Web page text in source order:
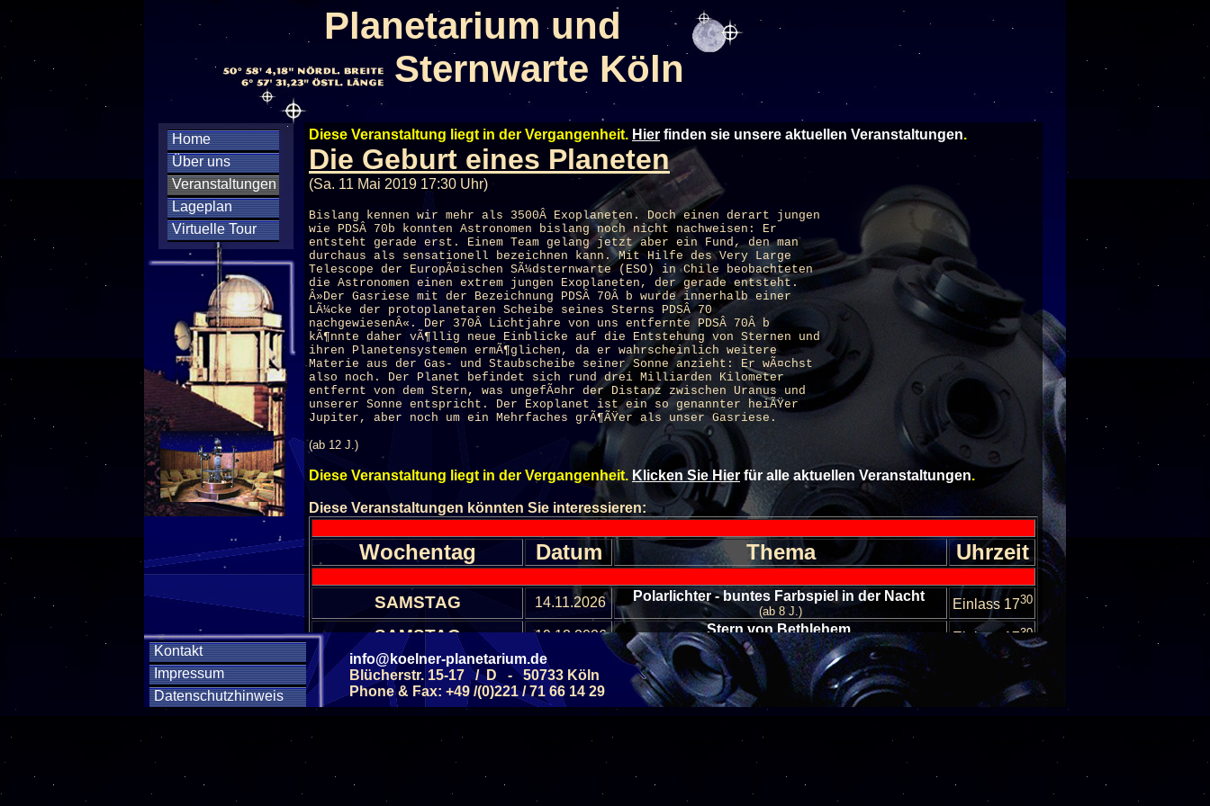
Planetarium und
Sternwarte Köln
Home
Über uns
Veranstaltungen
Lageplan
Virtuelle Tour
Kontakt
Impressum
Datenschutzhinweis
Diese Veranstaltung liegt in der Vergangenheit. Hier finden sie unsere aktuellen Veranstaltungen.
Die Geburt eines Planeten
(Sa. 11 Mai 2019 17:30 Uhr)
Bislang kennen wir mehr als 3500Â Exoplaneten. Doch einen derart jungen
wie PDSÂ 70b konnten Astronomen bislang noch nicht nachweisen: Er
entsteht gerade erst. Einem Team gelang jetzt aber ein Fund, den man
durchaus als sensationell bezeichnen kann. Mit Hilfe des Very Large
Telescope der EuropÃ¤ischen SÃ¼dsternwarte (ESO) in Chile beobachteten
die Astronomen einen extrem jungen Exoplaneten, der gerade entsteht.
Â»Der Gasriese mit der Bezeichnung PDSÂ 70Â b wurde innerhalb einer
LÃ¼cke der protoplanetaren Scheibe seines Sterns PDSÂ 70
nachgewiesenÂ«. Der 370Â Lichtjahre von uns entfernte PDSÂ 70Â b
kÃ¶nnte daher vÃ¶llig neue Einblicke auf die Entstehung von Sternen und
ihren Planetensystemen ermÃ¶glichen, da er wahrscheinlich weitere
Materie aus der Gas- und Staubscheibe seiner Sonne anzieht: Er wÃ¤chst
also noch. Der Planet befindet sich rund drei Milliarden Kilometer
entfernt von dem Stern, was ungefÃ¤hr der Distanz zwischen Uranus und
unserer Sonne entspricht. Der Exoplanet ist ein so genannter heiÃŸer
Jupiter, aber noch um ein Mehrfaches grÃ¶ÃŸer als unser Gasriese.
(ab 12 J.)
Diese Veranstaltung liegt in der Vergangenheit. Klicken Sie Hier für alle aktuellen Veranstaltungen.
Diese Veranstaltungen könnten Sie interessieren:
Wochentag Datum Thema Uhrzeit
SAMSTAG 14.11.2026 Polarlichter - buntes Farbspiel in der Nacht
(ab 8 J.) Einlass 1730
SAMSTAG 19.12.2026 Stern von Bethlehem
(ab 8 J.) Einlass 1730
SAMSTAG 05.09.2026
Allgemeine Führung - Sternhimmel im
September
(ab 6 J.)
Allgemeine Führung - Sternhimmel im
SAMSTAG 10.10.2026 Allgemeine Führung - Sternhimmel im Oktober
(ab 6 J.)
SAMSTAG 24.10.2026 Allgemeine Führung - Sternhimmel im Oktober
info@koelner-planetarium.de
Blücherstr. 15-17 / D - 50733 Köln
Phone & Fax: +49 /(0)221 / 71 66 14 29